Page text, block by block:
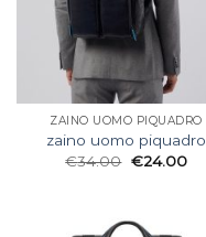
ZAINO UOMO PIQUADRO
zaino uomo piquadro
€34.00 €24.00